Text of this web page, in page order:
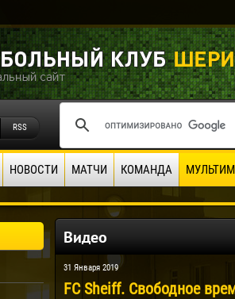
RSS
НОВОСТИ МАТЧИ КОМАНДА
Видео
31 Января 2019
FC Sheiff. Свободное